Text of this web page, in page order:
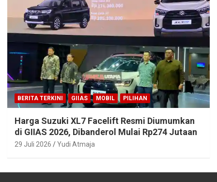
BERITA TERKINI GIIAS MOBIL PILIHAN
Harga Suzuki XL7 Facelift Resmi Diumumkan
di GIIAS 2026, Dibanderol Mulai Rp274 Jutaan
29 Juli 2026 Yudi Atmaja